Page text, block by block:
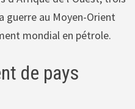
guerre au Moyen-Orient
mondial en pétrole.
de pays